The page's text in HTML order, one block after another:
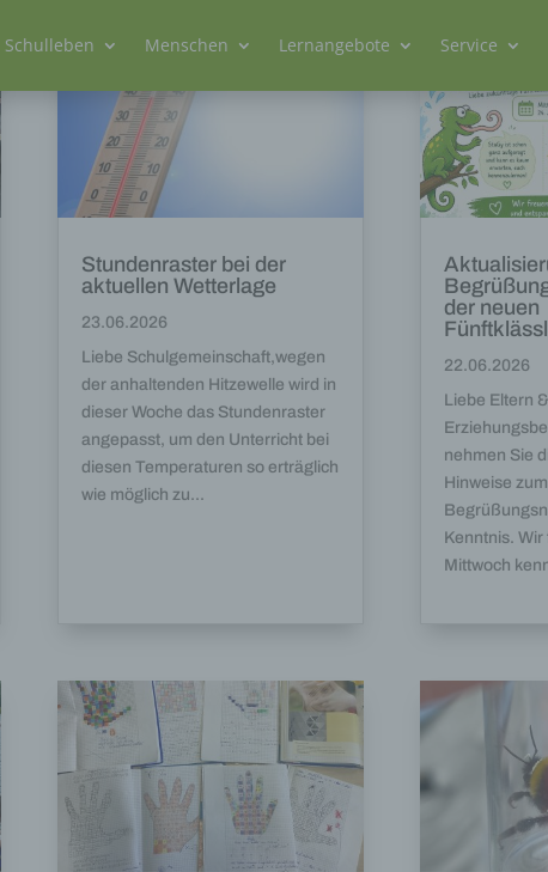
Schulleben Menschen Lernangebote Service
Stundenraster bei der
aktuellen Wetterlage
23.06.2026
Liebe Schulgemeinschaft,wegen
der anhaltenden Hitzewelle wird in
dieser Woche das Stundenraster
angepasst, um den Unterricht bei
diesen Temperaturen so erträglich
wie möglich zu...
der neuen
22.06.2026
Liebe Eltern &
nehmen Sie
Hinweise zum
Kenntnis. Wir
Mittwoch